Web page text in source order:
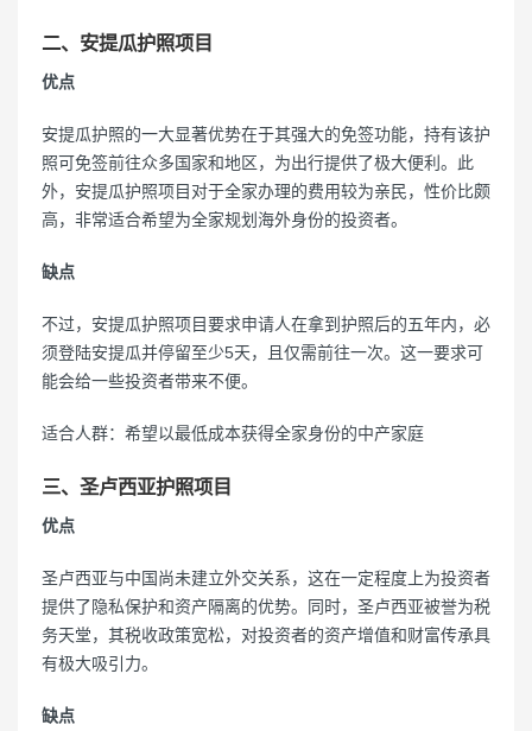
二、安提瓜护照项目
优点
安提瓜护照的一大显著优势在于其强大的免签功能，持有该护
照可免签前往众多国家和地区，为出行提供了极大便利。此
外，安提瓜护照项目对于全家办理的费用较为亲民，性价比颇
高，非常适合希望为全家规划海外身份的投资者。
缺点
不过，安提瓜护照项目要求申请人在拿到护照后的五年内，必
须登陆安提瓜并停留至少5天，且仅需前往一次。这一要求可
能会给一些投资者带来不便。
适合人群：希望以最低成本获得全家身份的中产家庭
三、圣卢西亚护照项目
优点
圣卢西亚与中国尚未建立外交关系，这在一定程度上为投资者
提供了隐私保护和资产隔离的优势。同时，圣卢西亚被誉为税
务天堂，其税收政策宽松，对投资者的资产增值和财富传承具
有极大吸引力。
缺点